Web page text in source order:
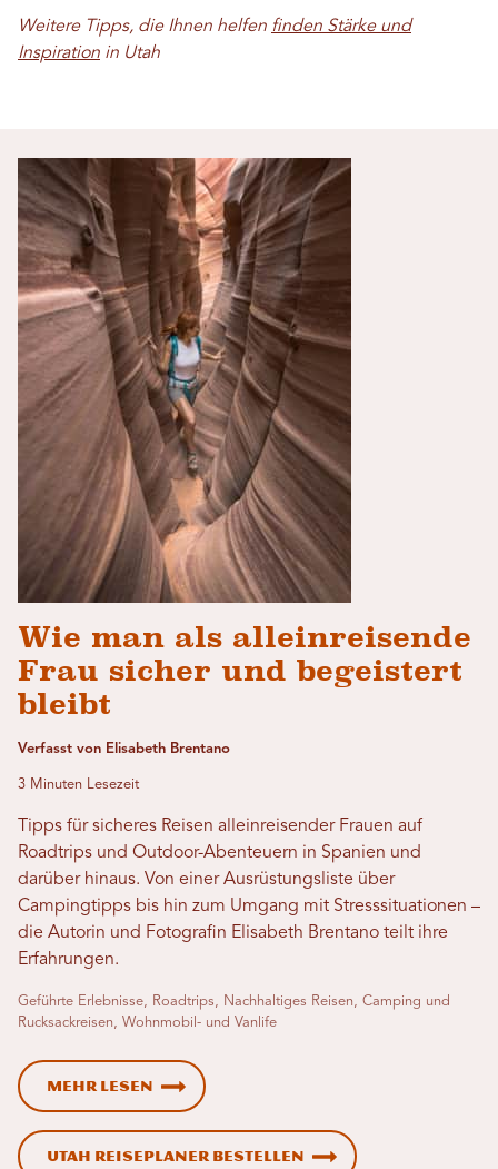
Weitere Tipps, die Ihnen helfen finden Stärke und
Inspiration in Utah
Wie man als alleinreisende
Frau sicher und begeistert
bleibt
Verfasst von Elisabeth Brentano
3 Minuten Lesezeit
Tipps für sicheres Reisen alleinreisender Frauen auf
Roadtrips und Outdoor-Abenteuern in Spanien und
darüber hinaus. Von einer Ausrüstungsliste über
Campingtipps bis hin zum Umgang mit Stresssituationen –
die Autorin und Fotografin Elisabeth Brentano teilt ihre
Erfahrungen.
Geführte Erlebnisse, Roadtrips, Nachhaltiges Reisen, Camping und
Rucksackreisen, Wohnmobil- und Vanlife
Mehr lesen
Utah Reiseplaner bestellen